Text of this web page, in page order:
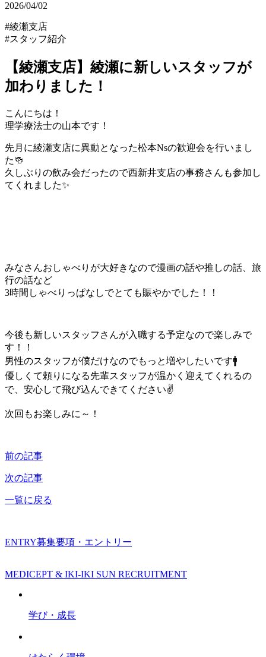
2026/04/02
#綾瀬支店
#スタッフ紹介
【綾瀬支店】綾瀬に新しいスタッフが
加わりました！
こんにちは！
理学療法士の山本です！
先月に綾瀬支店に異動となった松本Nsの歓迎会を行いまし
た🍻
久しぶりの飲み会だったので西新井支店の事務さんも参加し
てくれました✨
みなさんおしゃべりが大好きなので漫画の話や推しの話、旅
行の話など
3時間しゃべりっぱなしでとても賑やかでした！！
今後も新しいスタッフさんが入職する予定なので楽しみで
す！！
男性のスタッフが僕だけなのでもっと増やしたいです🚹
優しくて頼りになる先輩スタッフが温かく迎えてくれるの
で、安心して飛び込んできてください✌
次回もお楽しみに～！
前の記事
次の記事
一覧に戻る
ENTRY募集要項・エントリー
MEDICEPT & IKI-IKI SUN RECRUITMENT
学び・成長